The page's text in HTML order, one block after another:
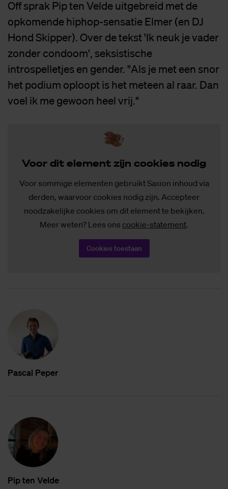
Off sprak Pip ten Velde uitgebreid met de
opkomende hiphop-sensatie Elmer (en DJ
Hond Skipper). Over de tekst 'Ik neuk je vader
zonder condoom', seksistische
introspelletjes en gender. "Als je met een snor
het podium oploopt is het meteen al raar. Dan
voel ik me gewoon heel vrij."
Voor dit ele­ment zijn coo­kies no­dig
Voor sommige elementen gebruikt Saxion inhoud via
derden, waarvoor cookies nodig zijn. Accepteer
noodzakelijke cookies om dit element te bekijken.
Meer weten? Lees ons cookie-statement.
Cookies toestaan
Pas­cal Pe­per
Pip ten Vel­de